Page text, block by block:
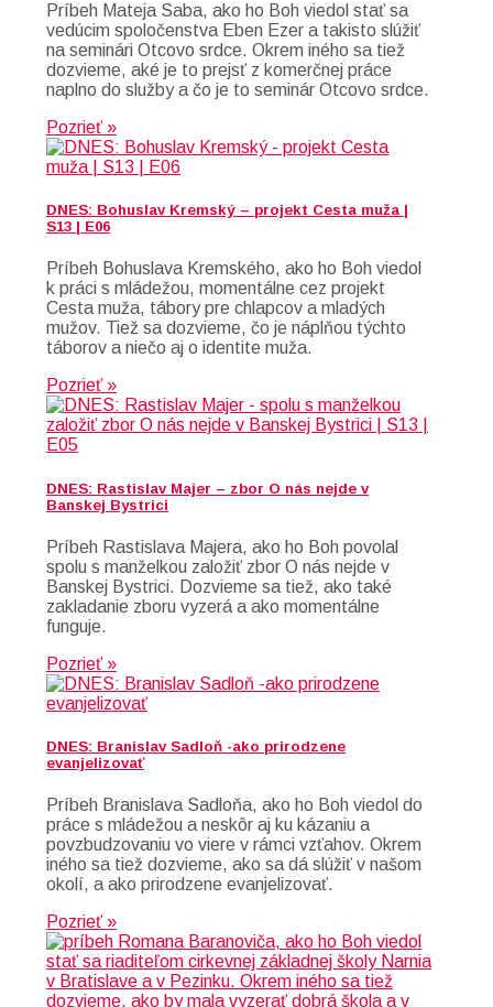
Príbeh Mateja Saba, ako ho Boh viedol stať sa
vedúcim spoločenstva Eben Ezer a takisto slúžiť
na seminári Otcovo srdce. Okrem iného sa tiež
dozvieme, aké je to prejsť z komerčnej práce
naplno do služby a čo je to seminár Otcovo srdce.
Pozrieť »
DNES: Bohuslav Kremský – projekt Cesta muža |
S13 | E06
Príbeh Bohuslava Kremského, ako ho Boh viedol
k práci s mládežou, momentálne cez projekt
Cesta muža, tábory pre chlapcov a mladých
mužov. Tiež sa dozvieme, čo je náplňou týchto
táborov a niečo aj o identite muža.
Pozrieť »
DNES: Rastislav Majer – zbor O nás nejde v
Banskej Bystrici
Príbeh Rastislava Majera, ako ho Boh povolal
spolu s manželkou založiť zbor O nás nejde v
Banskej Bystrici. Dozvieme sa tiež, ako také
zakladanie zboru vyzerá a ako momentálne
funguje.
Pozrieť »
DNES: Branislav Sadloň -ako prirodzene
evanjelizovať
Príbeh Branislava Sadloňa, ako ho Boh viedol do
práce s mládežou a neskôr aj ku kázaniu a
povzbudzovaniu vo viere v rámci vzťahov. Okrem
iného sa tiež dozvieme, ako sa dá slúžiť v našom
okolí, a ako prirodzene evanjelizovať.
Pozrieť »